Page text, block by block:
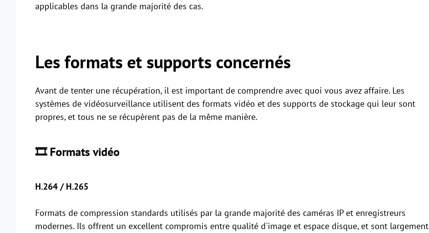
applicables dans la grande majorité des cas.
Les formats et supports concernés
Avant de tenter une récupération, il est important de comprendre avec quoi vous avez affaire. Les
systèmes de vidéosurveillance utilisent des formats vidéo et des supports de stockage qui leur sont
propres, et tous ne se récupèrent pas de la même manière.
🎞️ Formats vidéo
H.264 / H.265
Formats de compression standards utilisés par la grande majorité des caméras IP et enregistreurs
modernes. Ils offrent un excellent compromis entre qualité d'image et espace disque, et sont largement